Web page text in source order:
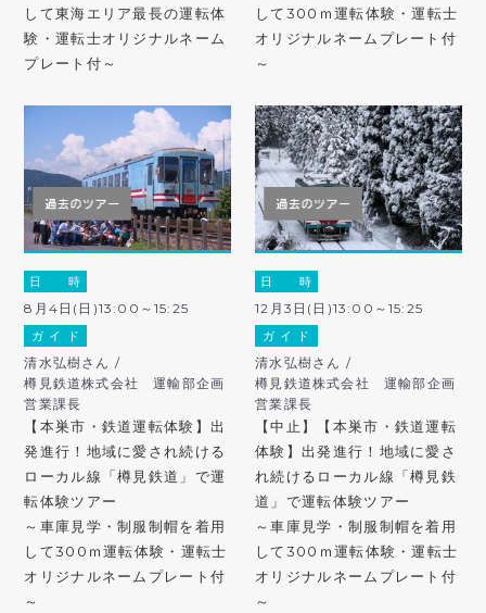
して東海エリア最長の運転体
験・運転士オリジナルネーム
プレート付～
して300ｍ運転体験・運転士
オリジナルネームプレート付
～
日 時
8月4日(日)13:00～15:25
ガ イ ド
清水弘樹さん /
樽見鉄道株式会社 運輸部企画
営業課長
【本巣市・鉄道運転体験】出
発進行！地域に愛され続ける
ローカル線「樽見鉄道」で運
転体験ツアー
～車庫見学・制服制帽を着用
して300ｍ運転体験・運転士
オリジナルネームプレート付
～
日 時
12月3日(日)13:00～15:25
ガ イ ド
清水弘樹さん /
樽見鉄道株式会社 運輸部企画
営業課長
【中止】【本巣市・鉄道運転
体験】出発進行！地域に愛さ
れ続けるローカル線「樽見鉄
道」で運転体験ツアー
～車庫見学・制服制帽を着用
して300ｍ運転体験・運転士
オリジナルネームプレート付
～